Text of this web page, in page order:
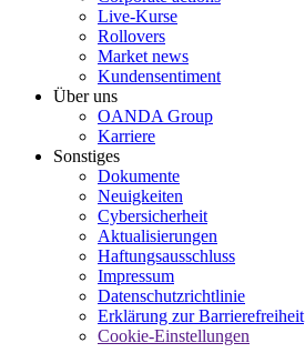
Live-Kurse
Rollovers
Market news
Kundensentiment
Über uns
OANDA Group
Karriere
Sonstiges
Dokumente
Neuigkeiten
Cybersicherheit
Aktualisierungen
Haftungsausschluss
Impressum
Datenschutzrichtlinie
Erklärung zur Barrierefreiheit
Cookie-Einstellungen